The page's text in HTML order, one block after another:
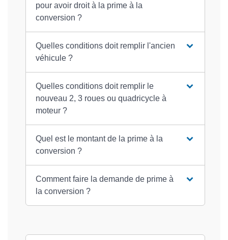
pour avoir droit à la prime à la
conversion ?
Quelles conditions doit remplir l'ancien
véhicule ?
Quelles conditions doit remplir le
nouveau 2, 3 roues ou quadricycle à
moteur ?
Quel est le montant de la prime à la
conversion ?
Comment faire la demande de prime à
la conversion ?